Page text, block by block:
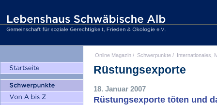
Online Magazin / Schwerpunkte / Internationales,
Rüstungsexporte
18. Januar 2007
Rüstungsexporte töten und